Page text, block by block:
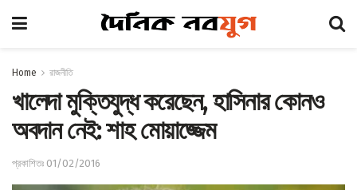
Home রাজনীতি
খালেদা মুক্তিযুদ্ধ করেছেন, হাসিনার কোনও
অবদান নেই: শাহ মোয়াজ্জেম
প্রকাশিতঃ 01/02/2016